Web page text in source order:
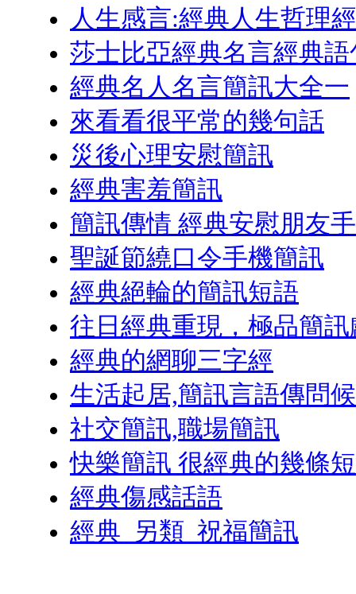
人生感言:經典人生哲理
莎士比亞經典名言經典語
經典名人名言簡訊大全一
來看看很平常的幾句話
災後心理安慰簡訊
經典害羞簡訊
簡訊傳情 經典安慰朋友
聖誕節繞口令手機簡訊
經典絕輪的簡訊短語
往日經典重現，極品簡訊
經典的網聊三字經
生活起居,簡訊言語傳問候
社交簡訊,職場簡訊
快樂簡訊 很經典的幾條
經典傷感話語
經典_另類_祝福簡訊